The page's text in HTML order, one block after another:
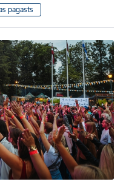
pagasts